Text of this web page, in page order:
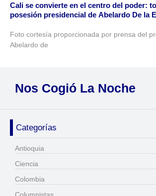
Cali se convierte en el centro del poder:
posesión presidencial de Abelardo De la
Foto cortesía proporcionada por prensa del
Abelardo de
Nos Cogió La Noche
Categorías
Antioquia
Ciencia
Colombia